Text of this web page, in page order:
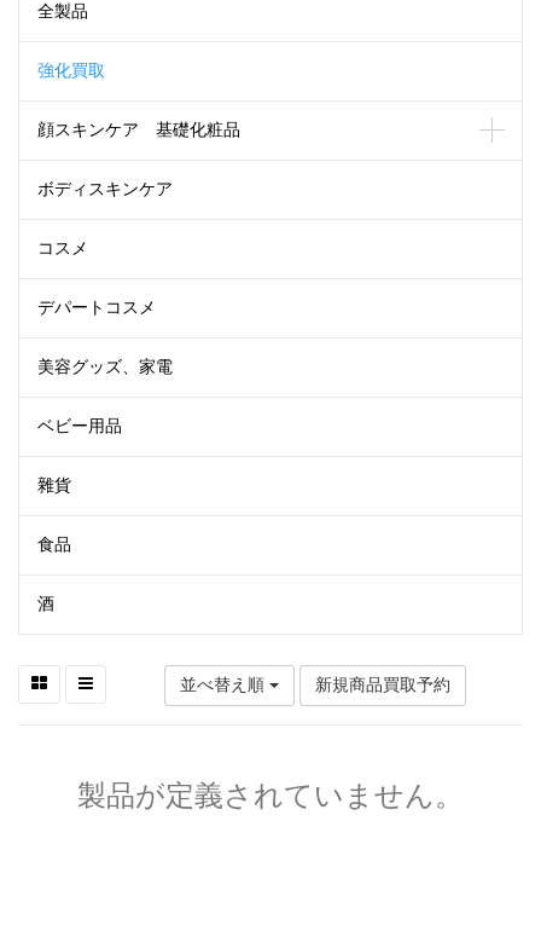
全製品
強化買取
顔スキンケア 基礎化粧品
ボディスキンケア
コスメ
デパートコスメ
美容グッズ、家電
ベビー用品
雜貨
食品
酒
並べ替え順 新規商品買取予約
製品が定義されていません。